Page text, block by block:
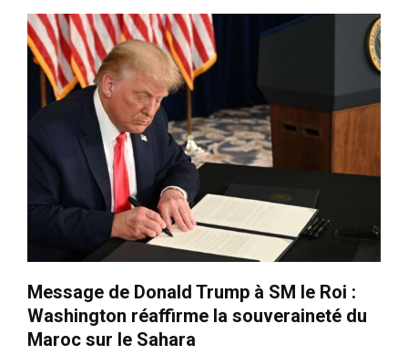
Message de Donald Trump à SM le Roi :
Washington réaffirme la souveraineté du
Maroc sur le Sahara